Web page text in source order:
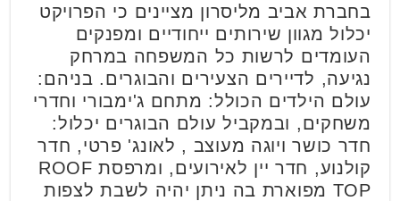
בחברת אביב מליסרון מציינים כי הפרויקט
יכלול מגוון שירותים ייחודיים ומפנקים
העומדים לרשות כל המשפחה במרחק
נגיעה, לדיירים הצעירים והבוגרים. בניהם:
עולם הילדים הכולל: מתחם ג'ימבורי וחדרי
משחקים, ובמקביל עולם הבוגרים יכלול:
חדר כושר ויוגה מעוצב , לאונג' פרטי, חדר
קולנוע, חדר יין לאירועים, ומרפסת ROOF
TOP מפוארת בה ניתן יהיה לשבת לצפות